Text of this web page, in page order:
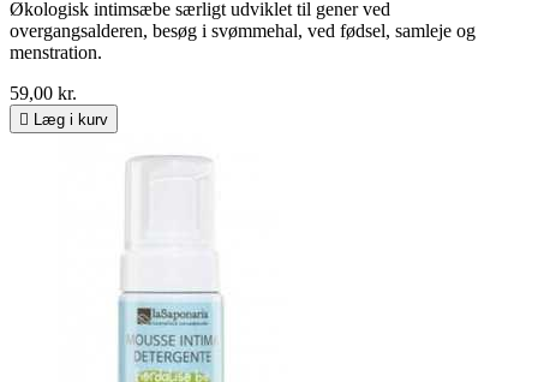
Økologisk intimsæbe særligt udviklet til gener ved
overgangsalderen, besøg i svømmehal, ved fødsel, samleje og
menstration.
59,00 kr.
 Læg i kurv